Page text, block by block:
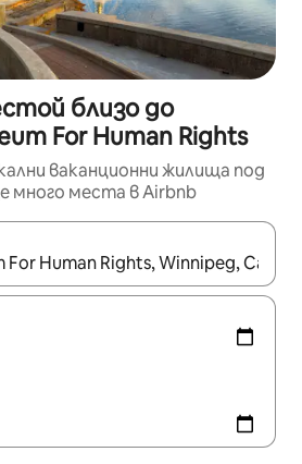
близо до
For Human Rights
ваканционни жилища под
много места в Airbnb
се покажат, използвайте